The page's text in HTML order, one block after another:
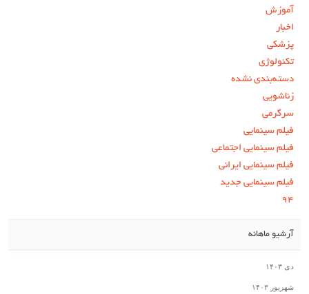
آموزش
اخبار
پزشکی
تکنولوژی
دسته‌بندی نشده
زناشویی
سرگرمی
فیلم سینمایی
فیلم سینمایی اجتماعی
فیلم سینمایی ایرانی
فیلم سینمایی جدید
۹۴
آرشیو ماهانه
دی ۱۴۰۳
شهریور ۱۴۰۳